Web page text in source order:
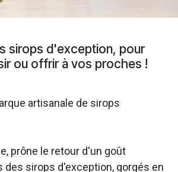
sirops d'exception, pour
ou offrir à vos proches !
artisanale de sirops
prône le retour d'un goût
des sirops d'exception, gorgés en